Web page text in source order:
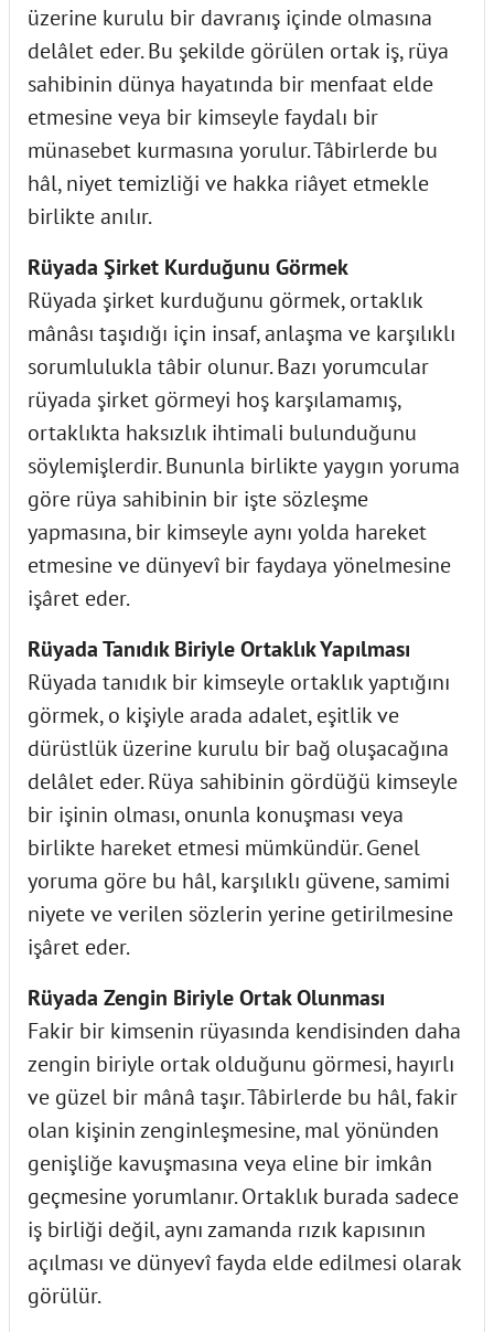
üzerine kurulu bir davranış içinde olmasına
delâlet eder. Bu şekilde görülen ortak iş, rüya
sahibinin dünya hayatında bir menfaat elde
etmesine veya bir kimseyle faydalı bir
münasebet kurmasına yorulur. Tâbirlerde bu
hâl, niyet temizliği ve hakka riâyet etmekle
birlikte anılır.
Rüyada Şirket Kurduğunu Görmek
Rüyada şirket kurduğunu görmek, ortaklık
mânâsı taşıdığı için insaf, anlaşma ve karşılıklı
sorumlulukla tâbir olunur. Bazı yorumcular
rüyada şirket görmeyi hoş karşılamamış,
ortaklıkta haksızlık ihtimali bulunduğunu
söylemişlerdir. Bununla birlikte yaygın yoruma
göre rüya sahibinin bir işte sözleşme
yapmasına, bir kimseyle aynı yolda hareket
etmesine ve dünyevî bir faydaya yönelmesine
işâret eder.
Rüyada Tanıdık Biriyle Ortaklık Yapılması
Rüyada tanıdık bir kimseyle ortaklık yaptığını
görmek, o kişiyle arada adalet, eşitlik ve
dürüstlük üzerine kurulu bir bağ oluşacağına
delâlet eder. Rüya sahibinin gördüğü kimseyle
bir işinin olması, onunla konuşması veya
birlikte hareket etmesi mümkündür. Genel
yoruma göre bu hâl, karşılıklı güvene, samimi
niyete ve verilen sözlerin yerine getirilmesine
işâret eder.
Rüyada Zengin Biriyle Ortak Olunması
Fakir bir kimsenin rüyasında kendisinden daha
zengin biriyle ortak olduğunu görmesi, hayırlı
ve güzel bir mânâ taşır. Tâbirlerde bu hâl, fakir
olan kişinin zenginleşmesine, mal yönünden
genişliğe kavuşmasına veya eline bir imkân
geçmesine yorumlanır. Ortaklık burada sadece
iş birliği değil, aynı zamanda rızık kapısının
açılması ve dünyevî fayda elde edilmesi olarak
görülür.